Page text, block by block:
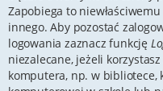
Zapobiega to
innego. Aby pozostać
logowania zaznacz funkcję
niezalecane, jeżeli
komputera, np. w bibliotece,